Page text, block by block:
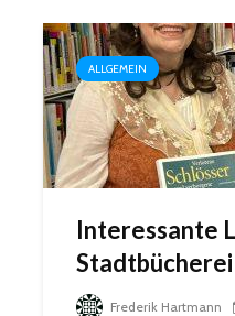
ALLGEMEIN
Interessante
Stadtbücherei
Frederik Hartmann